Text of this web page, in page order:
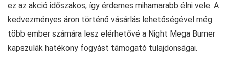
ez az akció időszakos, így érdemes mihamarabb élni vele. A
kedvezményes áron történő vásárlás lehetőségével még
több ember számára lesz elérhetővé a Night Mega Burner
kapszulák hatékony fogyást támogató tulajdonságai.